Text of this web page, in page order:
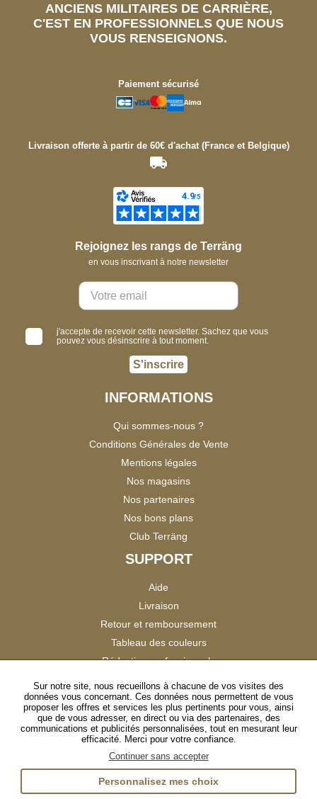
ANCIENS MILITAIRES DE CARRIÈRE,
C'EST EN PROFESSIONNELS QUE NOUS
VOUS RENSEIGNONS.
Paiement sécurisé
Livraison offerte à partir de 60€ d'achat (France et Belgique)
Rejoignez les rangs de Terräng
en vous inscrivant à notre newsletter
j'accepte de recevoir cette newsletter. Sachez que vous
pouvez vous désinscrire à tout moment.
S'inscrire
INFORMATIONS
Qui sommes-nous ?
Conditions Générales de Vente
Mentions légales
Nos magasins
Nos partenaires
Nos bons plans
Club Terräng
SUPPORT
Aide
Livraison
Retour et remboursement
Tableau des couleurs
Réduction professionnels
Satisfaction Clients
SUIVEZ-NOUS
InstagramTikTokFacebookYouTubeLinkedIn
Sur notre site, nous recueillons à chacune de vos visites des
données vous concernant. Ces données nous permettent de vous
proposer les offres et services les plus pertinents pour vous, ainsi
que de vous adresser, en direct ou via des partenaires, des
communications et publicités personnalisées, tout en mesurant leur
efficacité. Merci pour votre confiance.
Continuer sans accepter
Personnalisez mes choix